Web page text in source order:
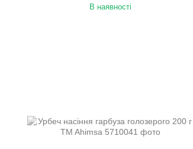
В наявності